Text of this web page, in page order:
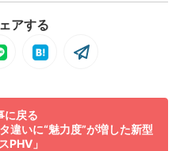
アする
に戻る
違いに“魅力度”が増した新型
PHV」